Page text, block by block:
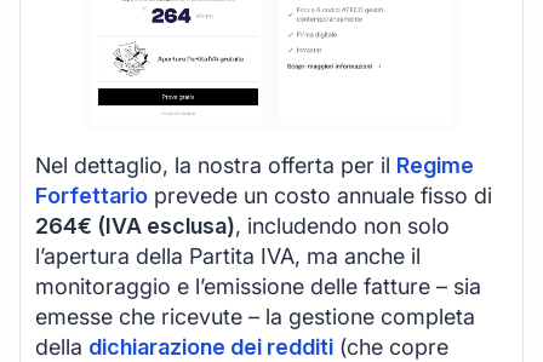
Nel dettaglio, la nostra offerta per il Regime
Forfettario prevede un costo annuale fisso di
264€ (IVA esclusa), includendo non solo
l’apertura della Partita IVA, ma anche il
monitoraggio e l’emissione delle fatture – sia
emesse che ricevute – la gestione completa
della dichiarazione dei redditi (che copre